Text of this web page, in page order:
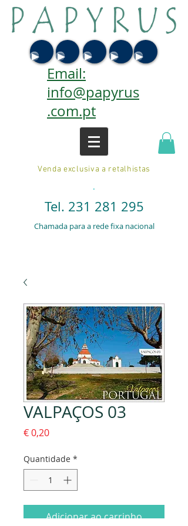
Email:
info@papyrus
.com.pt
Venda exclusiva a retalhistas
.
Tel. 231 281 295
Chamada para a rede fixa nacional
VALPAÇOS 03
€ 0,20Preço
Quantidade *
Adicionar ao carrinho